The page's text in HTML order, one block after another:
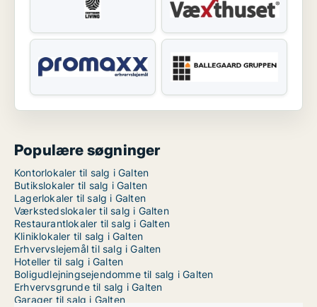
Populære søgninger
Kontorlokaler til salg i Galten
Butikslokaler til salg i Galten
Lagerlokaler til salg i Galten
Værkstedslokaler til salg i Galten
Restaurantlokaler til salg i Galten
Kliniklokaler til salg i Galten
Erhvervslejemål til salg i Galten
Hoteller til salg i Galten
Boligudlejningsejendomme til salg i Galten
Erhvervsgrunde til salg i Galten
Garager til salg i Galten